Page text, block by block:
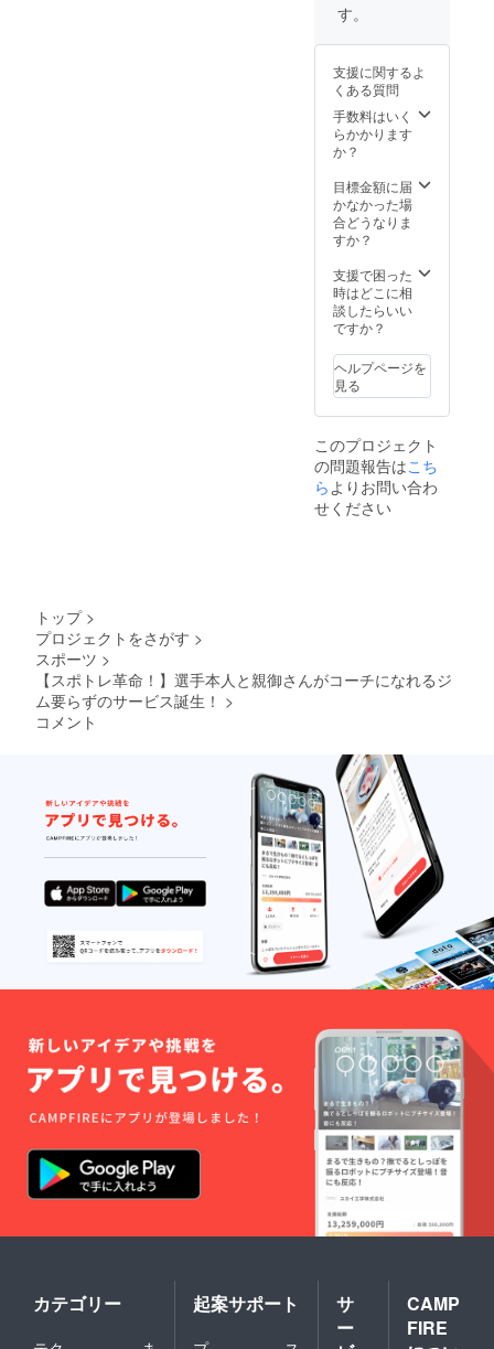
有効期
2024年
9月～
2025年
8月まで
です。
週間分
を送信
して頂
き、そ
ちらと
ヒアリ
ら各ス
ポーツ
専用の1
週間分
プラン
を作
成。24
時間ト
ナーへ
の質問
も可能
（１日3
で） ＜
フィジ
カル＞
プレー
動画を
スポー
ツ専用
ランを
作成。
24時間
トレー
ナーへ
の質問
も可能
（１日3
回ま
で） ※
詳細は
メール
にて調
整いた
す。 ※
有効期
限は、
2024年
9月～
2025年
8月まで
です。
間：各
週1回30
分×3回
・場
所：
zoomに
・内
容：＜
栄養＞1
週間分
を送信
して頂
き、そ
ちらと
ングか
ら各ス
ポーツ
専用の1
の食事
プラン
を作
成。24
時間ト
カル＞
プレー
き、そ
ちらと
ヒアリ
ングか
ら1週間
分の各
スポー
ツ専用
のト
レーニ
ングプ
ランを
作成。
24時間
ナーへ
の質問
も可能
（１日3
回ま
で） ＜
メンタ
ル＞ヒ
アリン
各ス
ポーツ
専用の
ルト
レーニ
ングを
行う。
す。
支援に関するよ
くある質問
手数料はいく
らかかります
か？
目標金額に届
かなかった場
合どうなりま
すか？
支援で困った
時はどこに相
談したらいい
ですか？
ヘルプページを
見る
このプロジェクト
の問題報告はこち
ら よりお問い合わ
せください
トップ >
プロジェクトをさがす >
スポーツ >
【スポトレ革命！】選手本人と親御さんがコーチになれるジ
ム要らずのサービス誕生！ >
コメント
カテゴリー 起案サポート
サ
ー
CAMP
FIRE